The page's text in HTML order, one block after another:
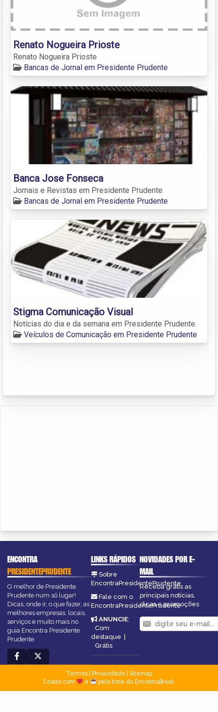
Renato Nogueira Prioste
Renato Nogueira Prioste
Bancas de Jornal em Presidente Prudente
Banca Jose Fonseca
Jornais e Revistas em Presidente Prudente
Bancas de Jornal em Presidente Prudente
Stigma Comunicação Visual
Notícias do dia e da semana em Presidente Prudente.
Veículos de Comunicação em Presidente Prudente
ENCONTRA
PRESIDENTEPRUDENTE
O melhor de Presidente
Prudente num só lugar!
Dicas, onde ir, o que fazer, as
melhores empresas, locais,
serviços e muito mais no
guia Encontra Presidente
Prudente.
LINKS RÁPIDOS
Sobre
EncontraPresidentePrudente
Fale com o
EncontraPresidentePrudente
ANUNCIE:
Com
destaque |
Grátis
NOVIDADES POR E-
MAIL
Receba grátis as
principais notícias,
dicas e promoções
Termos| Privacidade
Sitemap
Criado com
e pelo time do EncontraBrasil